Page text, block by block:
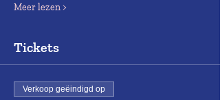
Meer lezen >
Tickets
Verkoop geëindigd op